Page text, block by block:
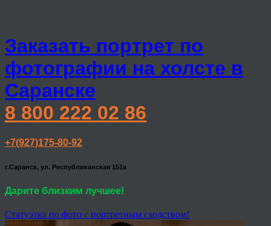
Заказать портрет по
фотографии на холсте в
Саранске
8 800 222 02 86
+7(927)175-80-92
г.Саранск, ул. Республиканская 151а
Дарите близким лучшее!
Статуэтка по фото с портретным сходством!